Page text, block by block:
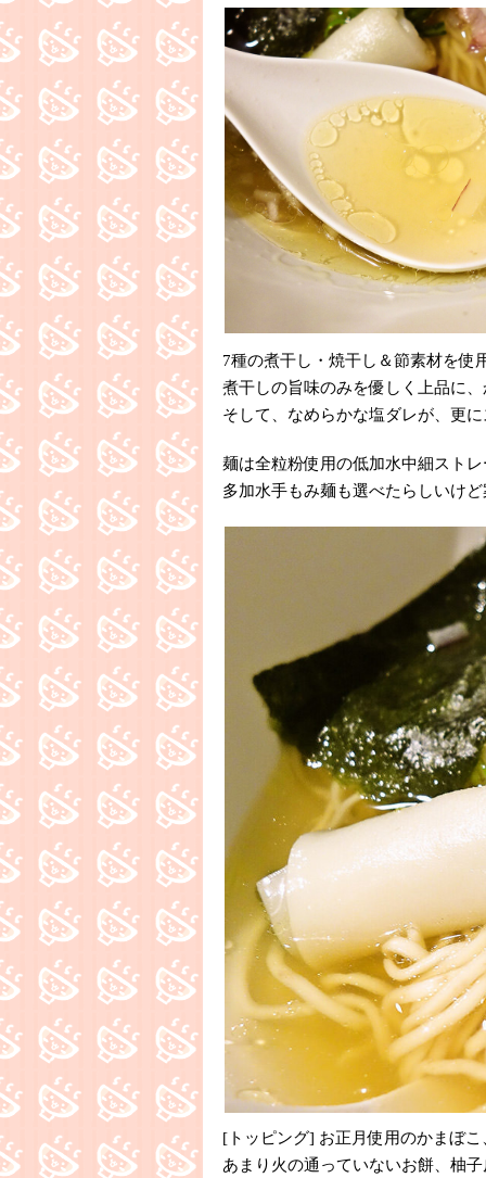
7種の煮干し・焼干し＆節素材を使
煮干しの旨味のみを優しく上品に
そして、なめらかな塩ダレが、更
麺は全粒粉使用の低加水中細スト
多加水手もみ麺も選べたらしいけ
[トッピング] お正月使用のかまぼ
あまり火の通っていないお餅、柚